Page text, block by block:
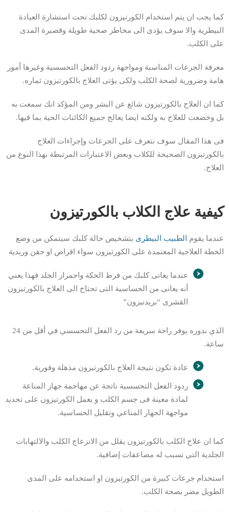
كما يجب ان يتم استخدام الكورتيزون لكلبك تحت استشارة العيادة
البيطرية والا سوف يؤدى الى مخاطر صحية طويلة وقصيرة المدى
على الكلب.
معرفة الجرعات المناسبة ومواجهة ردود الفعل التحسسية وغيرها أمور
هامة وضرورية لصحة الكلب ولكى يؤتى العلاج بالكورتيزون ثماره.
كما ان العلاج بالكورتيزون شائع عن البشر ومن المؤكد انك سمعت به
بل وخضعت للعلاج به ولكنه ايضا يعالج جميع الكائنات الحية بما فيها.
فى هذا المقال سوف نتعرف على الجرعات وإجراءات العلاج
بالكورتيزون الصحيحة للكلاب وبعض الاعتبارات المرتبطة بهذا النوع من
العلاج.
كيفية علاج الكلاب بالكورتيزون
عندما يقوم الطبيب البيطرى بتشخيص حالة كلبك سيتمكن من وضع
الخطة العلاجية المعتمدة على الكورتيزون سواء اقراص او حقن وريدية
عندما يعانى كلبك من فرط الحكة واحمرار الجلد فهذا يعني
أنه يعانى من الحساسية التى تحتاج الى العلاج بالكورتيزون
القشرى “بريدنيزون”
الذي بدوره يوفر راحة سريعة من رد الفعل التحسسي في أقل من 24
ساعة.
عادة تكون نتيجة العلاج بالكورتيزون مذهلة وفورية.
ردود الفعل التحسسية ناتجة عن مهاجمة جهاز المناعة
لمادة معينة فى جسم الكلب و يعمل الكورتيزون على تحديد
مواجهة الجهاز المناعي وتقليل الحساسية.
كما ان علاج الكلب بالكورتيزون يقلل من الانزعاج الكلب والالتهابات
الجلدية التي تسبب له مضاعفات إضافية.
استخدام جرعات كبيرة من الكورتيزون او استخدامه على المدى
الطويل مضر بصحة الكلب.